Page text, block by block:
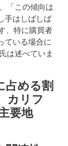
「この傾向は
手はしばしば
、特に購買者
ている場合に
は述べていま
占める割
カリフ
要地